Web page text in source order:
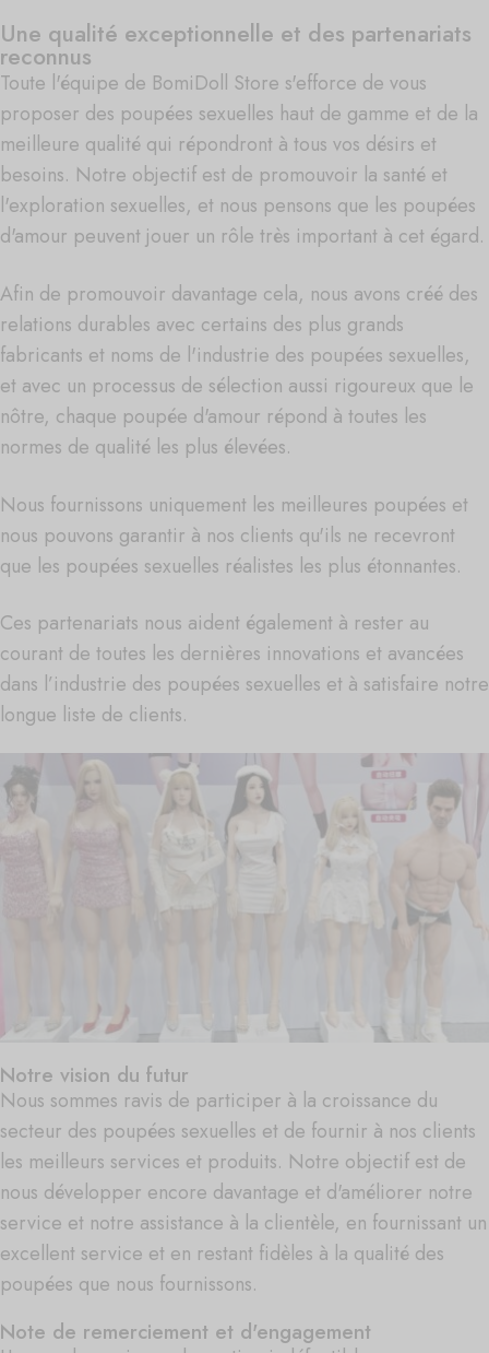
Une qualité exceptionnelle et des partenariats
reconnus
Toute l'équipe de BomiDoll Store s'efforce de vous
proposer des poupées sexuelles haut de gamme et de la
meilleure qualité qui répondront à tous vos désirs et
besoins. Notre objectif est de promouvoir la santé et
l'exploration sexuelles, et nous pensons que les poupées
d'amour peuvent jouer un rôle très important à cet égard.
Afin de promouvoir davantage cela, nous avons créé des
relations durables avec certains des plus grands
fabricants et noms de l'industrie des poupées sexuelles,
et avec un processus de sélection aussi rigoureux que le
nôtre, chaque poupée d'amour répond à toutes les
normes de qualité les plus élevées.
Nous fournissons uniquement les meilleures poupées et
nous pouvons garantir à nos clients qu'ils ne recevront
que les poupées sexuelles réalistes les plus étonnantes.
Ces partenariats nous aident également à rester au
courant de toutes les dernières innovations et avancées
dans l’industrie des poupées sexuelles et à satisfaire notre
longue liste de clients.
Notre vision du futur
Nous sommes ravis de participer à la croissance du
secteur des poupées sexuelles et de fournir à nos clients
les meilleurs services et produits. Notre objectif est de
nous développer encore davantage et d'améliorer notre
service et notre assistance à la clientèle, en fournissant un
excellent service et en restant fidèles à la qualité des
poupées que nous fournissons.
Note de remerciement et d'engagement